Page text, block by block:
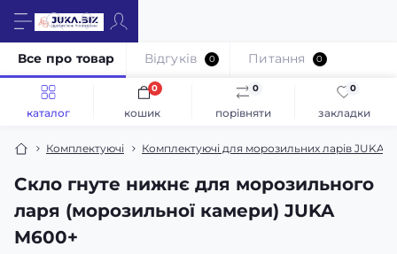
каталог порівняти
0
закладки
0
кошик
0
Комплектуючі Комплектуючі для морозильних ларів JUKA
Скло гнуте нижнє для морозильного
ларя (морозильної камери) JUKA
M600+
Все про товар Відгуків 0 Питання 0